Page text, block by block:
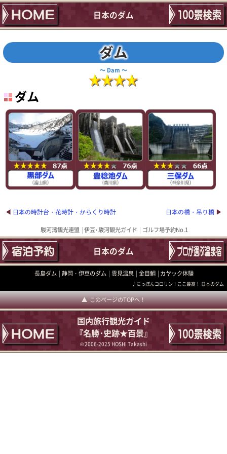
日本のダム
ダム
Dam
ダム
日本の時計台・花時計・からくり時計 日本の橋・吊り橋
駿河湾観光連盟 伊豆･駿河観光ガイド ゴルフ場予約No.1
日本のダム
長島ダム 静岡・伊豆のダム 雲見温泉 金目鯛 カヤック体験
♪にっぽんコロリン！ここ最高！ 日本のダム
このページのTOPへ！
国内旅行観光ガイド
『名勝･史跡★百景』
© 2006-2025 HOSHI Takashi